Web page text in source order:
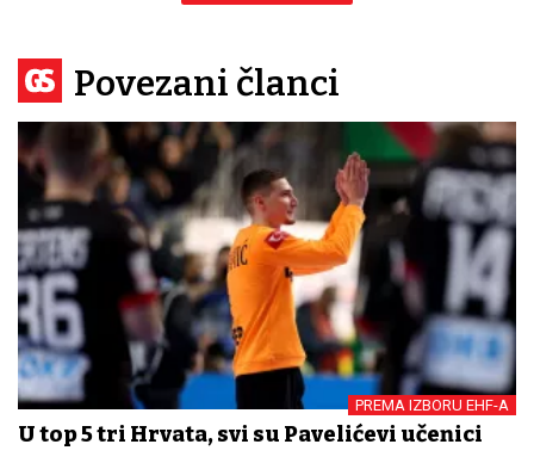
Povezani članci
PREMA IZBORU EHF-A
U top 5 tri Hrvata, svi su Pavelićevi učenici